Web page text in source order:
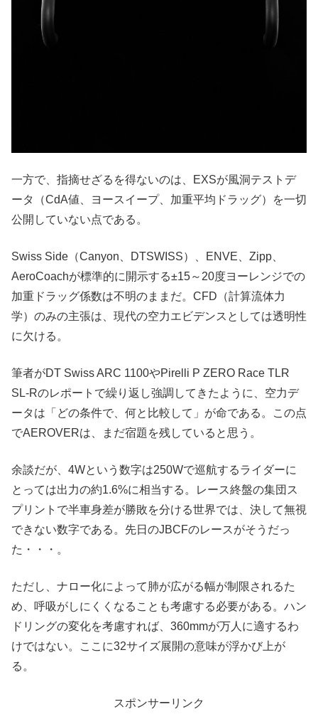
一方で、指摘せざるを得ないのは、EXSが風洞テストデ
ータ（CdA値、ヨースイープ、加重平均ドラッグ）を一切
公開していない点である。
Swiss Side（Canyon、DTSWISS）、ENVE、Zipp、
AeroCoachが標準的に開示する±15～20度ヨーレンジでの
加重ドラッグ係数は不明のままだ。CFD（計算流体力
学）のみの主張は、現代の空力エビデンスとしては透明性
に欠ける。
筆者がDT Swiss ARC 1100やPirelli P ZERO Race TLR
SL-Rのレポートで繰り返し強調してきたように、空力デ
ータは「どの条件で、何と比較して」が命である。この点
でAEROVERは、まだ宿題を残していると思う。
余談だが、4Wという数字は250Wで巡航するライダーに
とっては出力の約1.6%に相当する。レース終盤の集団ス
プリントで半車身差が勝敗を分ける世界では、決して無視
できない数字である。先日のJBCFのレースがそうだっ
た・・・。
ただし、ナロー化によって肺が広がる幅が制限されるた
め、呼吸がしにくくなることも考慮する必要がある。ハン
ドリングの変化を考慮すれば、360mmが万人に適するわ
けではない。ここに32サイズ展開の意味が浮かび上が
る。
スポンサーリンク